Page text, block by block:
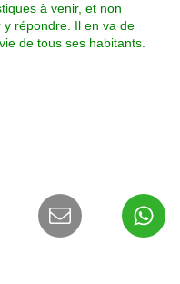
à venir, et non
répondre. Il en va de
de tous ses habitants.